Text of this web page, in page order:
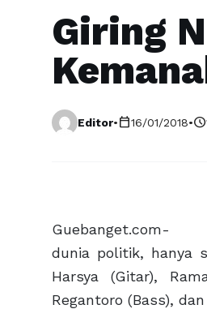
Giring
Editor•calendar_today16/01/2018•schedule
Guebanget.com-
dunia politik, hanya
Harsya (Gitar),
Regantoro (Bass),